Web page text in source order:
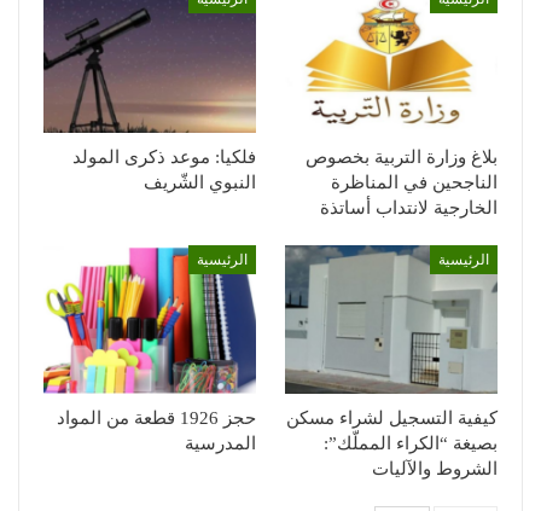
بلاغ وزارة التربية بخصوص
الناجحين في المناظرة
الخارجية لانتداب أساتذة
فلكيا: موعد ذكرى المولد
النبوي الشّريف
الرئيسية
كيفية التسجيل لشراء مسكن
بصيغة “الكراء المملّك”:
الشروط والآليات
الرئيسية
حجز 1926 قطعة من المواد
المدرسية